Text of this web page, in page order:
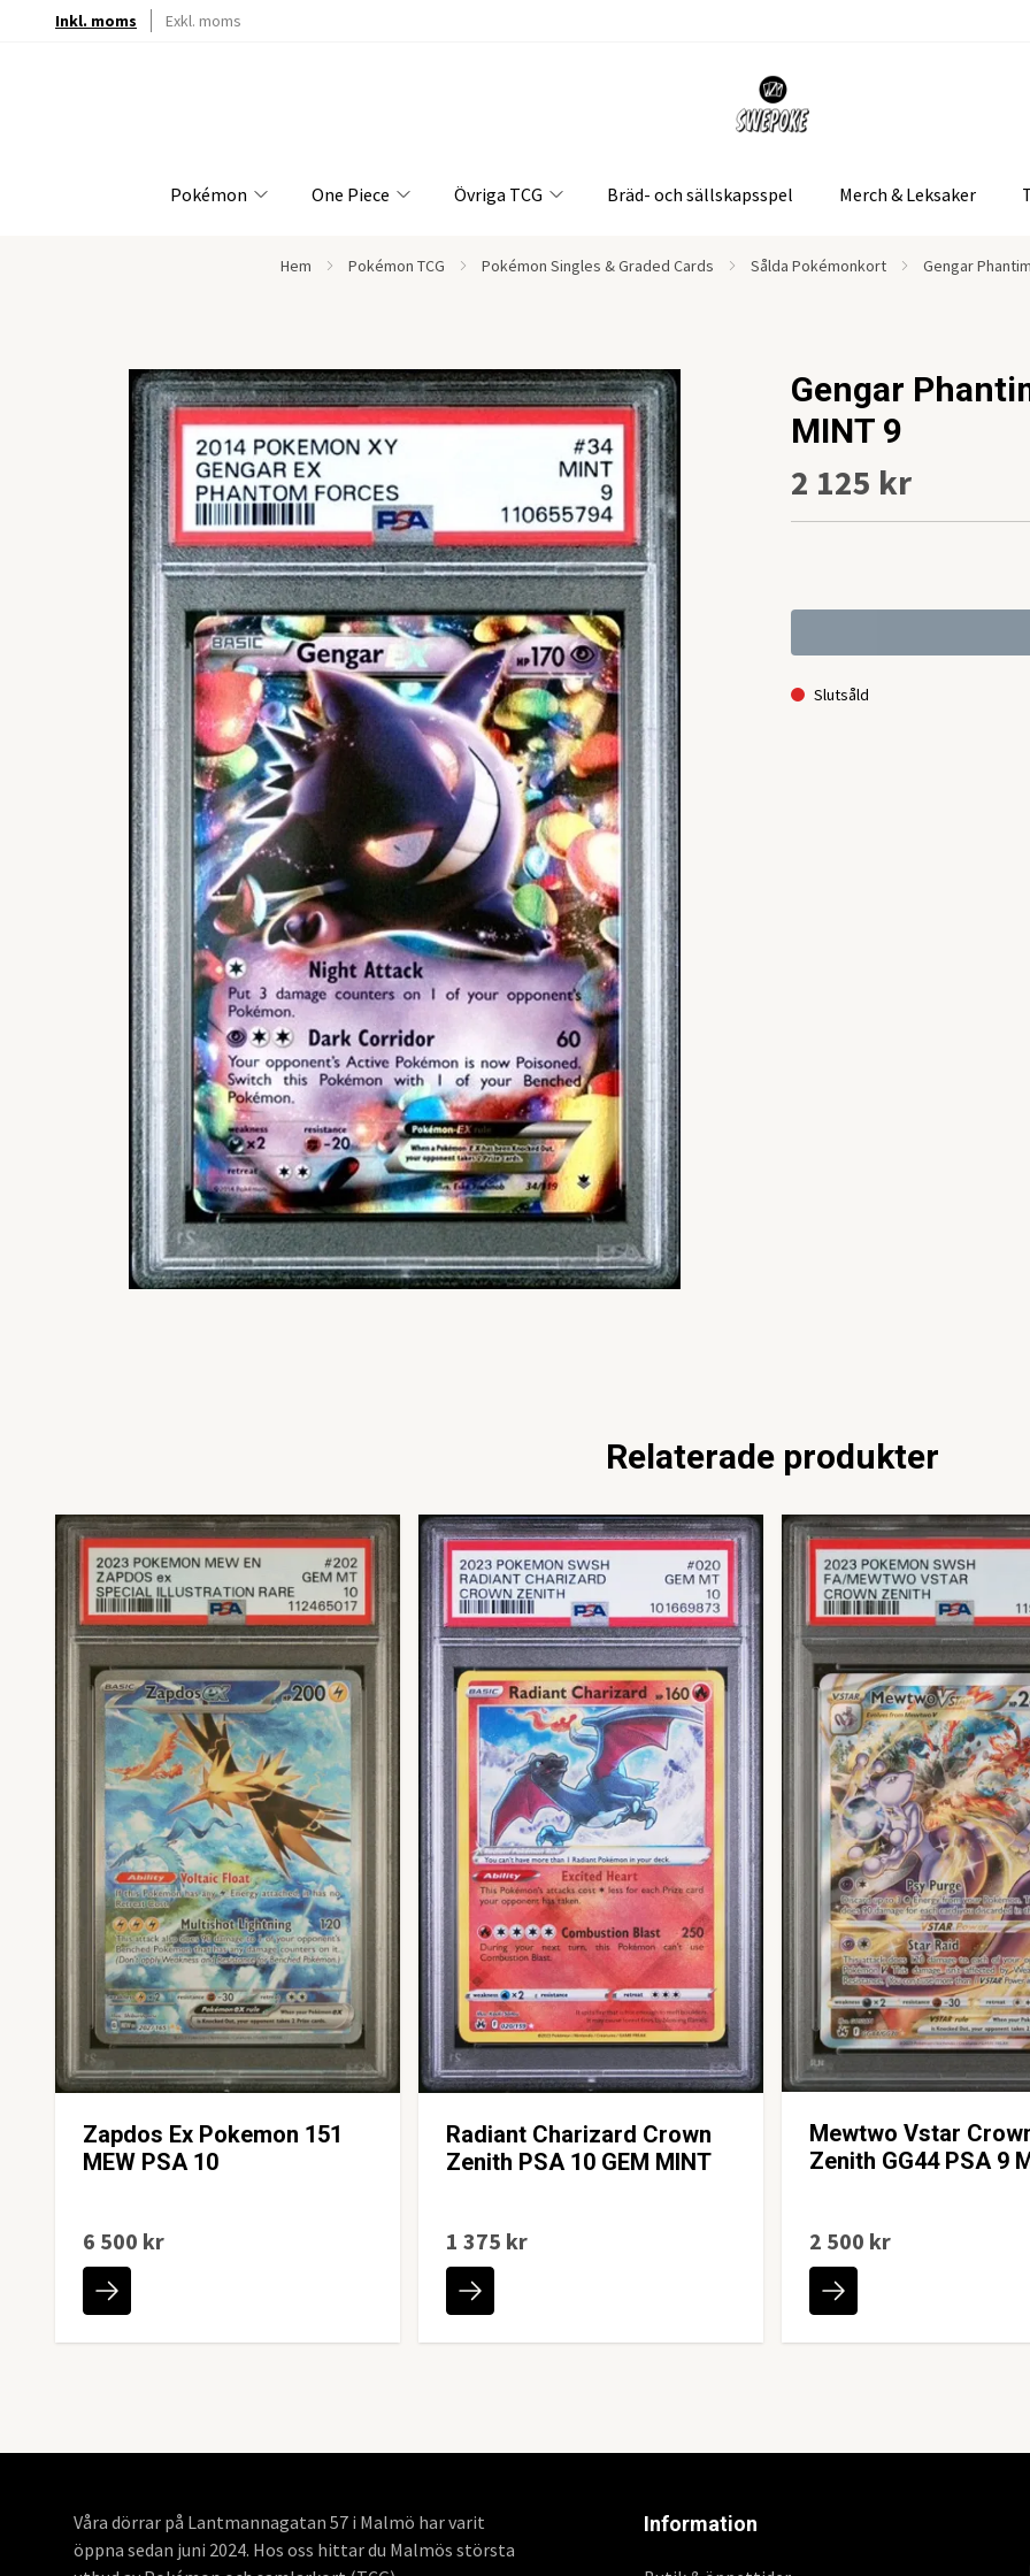
Inkl. moms Exkl. moms
Pokémon One Piece Övriga TCG Bräd- och sällskapsspel Merch & Leksaker
Hem Pokémon TCG Pokémon Singles & Graded Cards Sålda Pokémonkort Gengar
Gengar
MINT 9
2 125 kr
Slutsåld
Relaterade produkter
Zapdos Ex Pokemon 151
MEW PSA 10
6 500 kr
Radiant Charizard Crown
Zenith PSA 10 GEM MINT
1 375 kr
Mewtwo Vstar
Zenith GG44 PSA 9
2 500 kr
Våra dörrar på Lantmannagatan 57 i Malmö har varit
öppna sedan juni 2024. Hos oss hittar du Malmös största
Information